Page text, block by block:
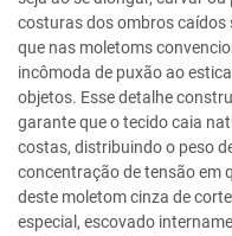
costuras dos ombros caídos
que nas moletoms
incômoda de puxão ao
objetos. Esse detalhe
garante que o tecido caia
costas, distribuindo o peso
concentração de tensão em
deste moletom cinza de
especial, escovado